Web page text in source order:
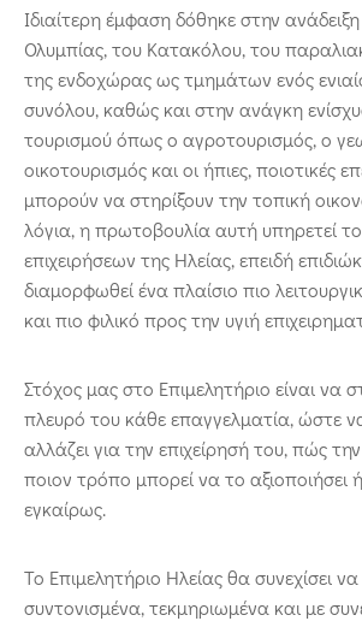
Ιδιαίτερη έμφαση δόθηκε στην
Ολυμπίας, του Κατακόλου, του
της ενδοχώρας ως τμημάτων ενός
συνόλου, καθώς και στην ανάγκη
τουρισμού όπως ο αγροτουρισμός, ο
οικοτουρισμός και οι ήπιες, ποιοτικές
μπορούν να στηρίξουν την τοπική
λόγια, η πρωτοβουλία αυτή υπηρετεί
επιχειρήσεων της Ηλείας, επειδή
διαμορφωθεί ένα πλαίσιο πιο
και πιο φιλικό προς την υγιή
Στόχος μας στο Επιμελητήριο είναι να
πλευρό του κάθε επαγγελματία, ώστε να
αλλάζει για την επιχείρησή του, πώς
ποιον τρόπο μπορεί να το αξιοποιήσει
εγκαίρως.
Το Επιμελητήριο Ηλείας θα συνεχίσει να
συντονισμένα, τεκμηριωμένα και με